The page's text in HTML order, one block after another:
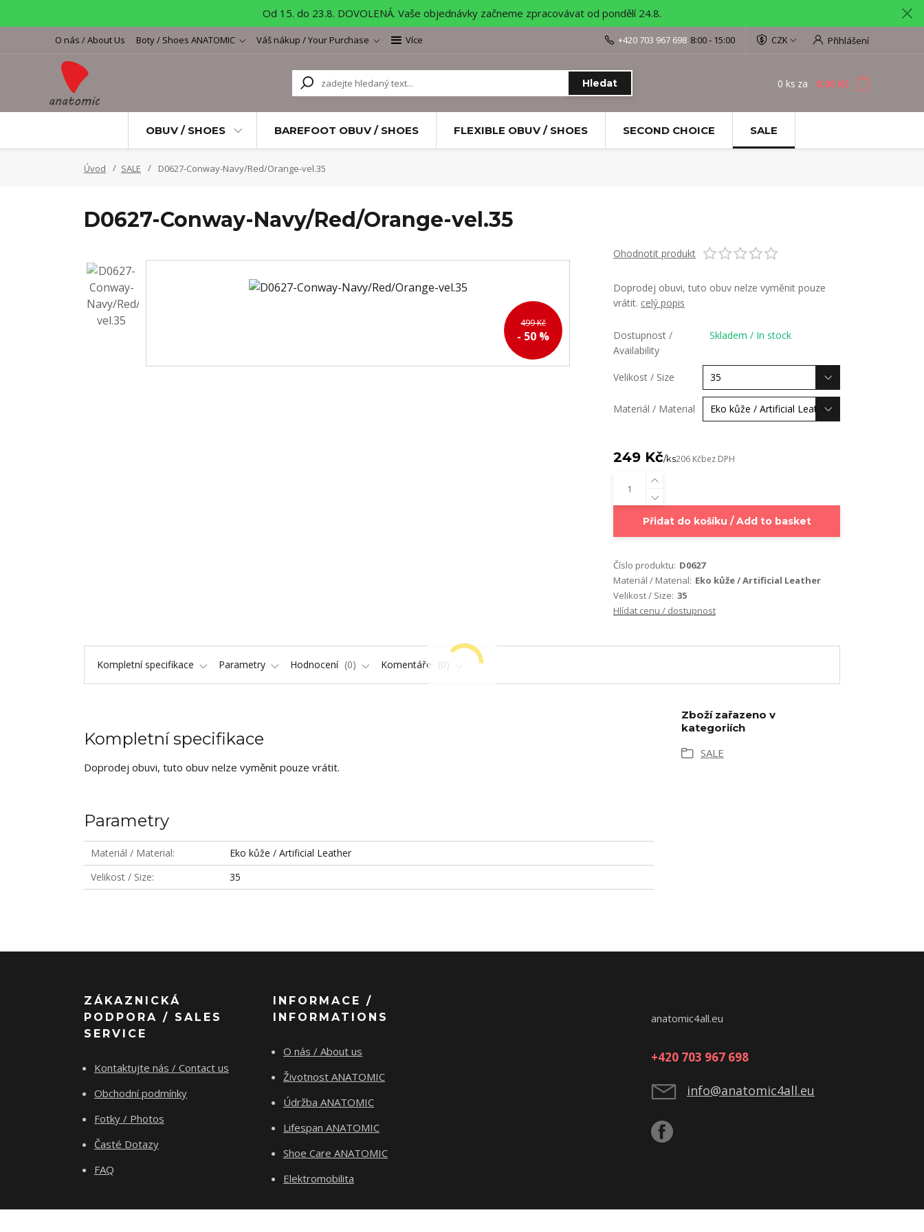
Od 15. do 23.8. DOVOLENÁ. Vaše objednávky začneme zpracovávat od pondělí 24.8.
O nás / About Us Boty / Shoes ANATOMIC Váš nákup / Your Purchase Více CZK Přihlášení
Hledat
+420 703 967 698 8:00 - 15:00
0 ks za 0,00 Kč
OBUV / SHOES BAREFOOT OBUV / SHOES FLEXIBLE OBUV / SHOES SECOND CHOICE SALE
Úvod SALE D0627-Conway-Navy/Red/Orange-vel.35
D0627-Conway-Navy/Red/Orange-vel.35
499 Kč
- 50 %
Ohodnotit produkt
Doprodej obuvi, tuto obuv nelze vyměnit pouze
vrátit. celý popis
Dostupnost /
Availability
Skladem / In stock
Velikost / Size
Materiál / Material
249 Kč/ks206 Kčbez DPH
Přidat do košíku / Add to basket
Číslo produktu: D0627
Materiál / Material: Eko kůže / Artificial Leather
Velikost / Size: 35
Hlídat cenu / dostupnost
Kompletní specifikace Parametry Hodnocení 0 Komentáře 0
Kompletní specifikace
Doprodej obuvi, tuto obuv nelze vyměnit pouze vrátit.
Parametry
Materiál / Material
Eko kůže / Artificial Leather
Velikost / Size
35
Zboží zařazeno v
kategoriích
SALE
ZÁKAZNICKÁ
PODPORA / SALES
SERVICE
Kontaktujte nás / Contact us
Obchodní podmínky
Fotky / Photos
Časté Dotazy
FAQ
INFORMACE /
INFORMATIONS
O nás / About us
Životnost ANATOMIC
Údržba ANATOMIC
Lifespan ANATOMIC
Shoe Care ANATOMIC
Elektromobilita
anatomic4all.eu
+420 703 967 698
info@anatomic4all.eu